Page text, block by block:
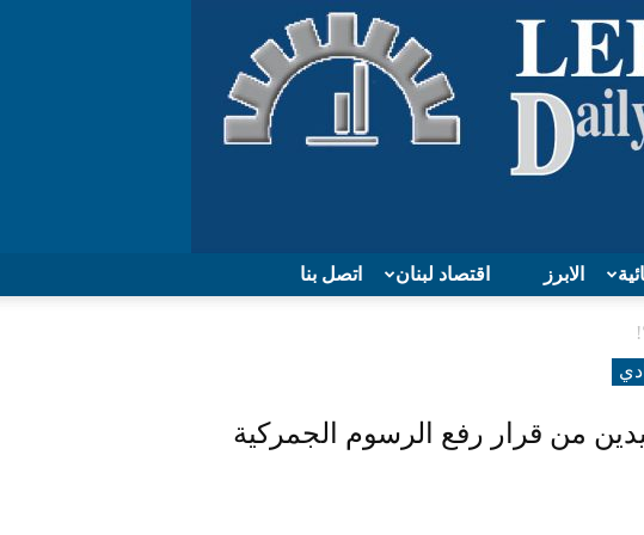
اتصل بنا اقتصاد لبنان الابرز
من قرار رفع الرسوم الجمركية